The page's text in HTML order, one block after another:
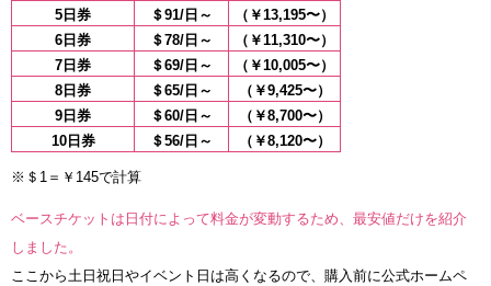
5日券
＄91/日～
（￥13,195〜）
6日券
＄78/日～
（￥11,310〜）
7日券
＄69/日～
（￥10,005〜）
8日券
＄65/日～
（￥9,425〜）
9日券
＄60/日～
（￥8,700〜）
10日券
＄56/日～ （￥8,120〜）
※＄1＝￥145で計算
ベースチケットは日付によって料金が変動するため、最安値だけを紹介
しました。
ここから土日祝日やイベント日は高くなるので、購入前に公式ホームペ